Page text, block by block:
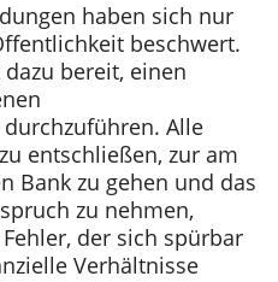
haben sich nur
beschwert.
bereit, einen
Alle
entschließen, zur am
Bank zu gehen und das
zu nehmen,
der sich spürbar
Verhältnisse